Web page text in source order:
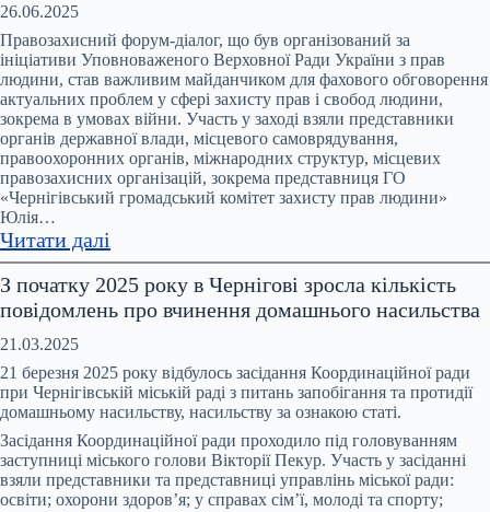
з
питань
запобігання
та
протидії
домашньому
насильству
та
торгівлі
людьми
при
26.06.2025
Правозахисний форум-діалог, що був організований за
ініціативи Уповноваженого Верховної Ради України з прав
людини, став важливим майданчиком для фахового обговорення
актуальних проблем у сфері захисту прав і свобод людини,
зокрема в умовах війни. Участь у заході взяли представники
органів державної влади, місцевого самоврядування,
правоохоронних органів, міжнародних структур, місцевих
правозахисних організацій, зокрема представниця ГО
«Чернігівський громадський комітет захисту прав людини»
Юлія…
Читати далі
В
Чернігові
відбувся
«На
захисті
прав
людини:
стан,
дії,
З початку 2025 року в Чернігові зросла кількість
повідомлень про вчинення домашнього насильства
21.03.2025
21 березня 2025 року відбулось засідання Координаційної ради
при Чернігівській міській раді з питань запобігання та протидії
домашньому насильству, насильству за ознакою статі.
Засідання Координаційної ради проходило під головуванням
заступниці міського голови Вікторії Пекур. Участь у засіданні
взяли представники та представниці управлінь міської ради:
освіти; охорони здоров’я; у справах сім’ї, молоді та спорту;